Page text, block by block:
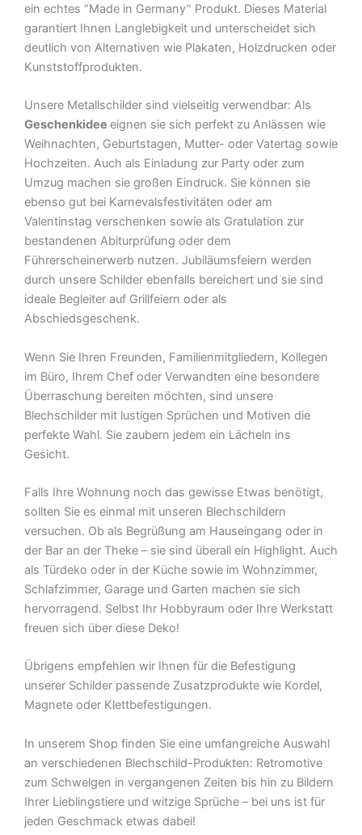
ein echtes “Made in Germany” Produkt. Dieses Material
garantiert Ihnen Langlebigkeit und unterscheidet sich
deutlich von Alternativen wie Plakaten, Holzdrucken oder
Kunststoffprodukten.
Unsere Metallschilder sind vielseitig verwendbar: Als
Geschenkidee eignen sie sich perfekt zu Anlässen wie
Weihnachten, Geburtstagen, Mutter- oder Vatertag sowie
Hochzeiten. Auch als Einladung zur Party oder zum
Umzug machen sie großen Eindruck. Sie können sie
ebenso gut bei Karnevalsfestivitäten oder am
Valentinstag verschenken sowie als Gratulation zur
bestandenen Abiturprüfung oder dem
Führerscheinerwerb nutzen. Jubiläumsfeiern werden
durch unsere Schilder ebenfalls bereichert und sie sind
ideale Begleiter auf Grillfeiern oder als
Abschiedsgeschenk.
Wenn Sie Ihren Freunden, Familienmitgliedern, Kollegen
im Büro, Ihrem Chef oder Verwandten eine besondere
Überraschung bereiten möchten, sind unsere
Blechschilder mit lustigen Sprüchen und Motiven die
perfekte Wahl. Sie zaubern jedem ein Lächeln ins
Gesicht.
Falls Ihre Wohnung noch das gewisse Etwas benötigt,
sollten Sie es einmal mit unseren Blechschildern
versuchen. Ob als Begrüßung am Hauseingang oder in
der Bar an der Theke – sie sind überall ein Highlight. Auch
als Türdeko oder in der Küche sowie im Wohnzimmer,
Schlafzimmer, Garage und Garten machen sie sich
hervorragend. Selbst Ihr Hobbyraum oder Ihre Werkstatt
freuen sich über diese Deko!
Übrigens empfehlen wir Ihnen für die Befestigung
unserer Schilder passende Zusatzprodukte wie Kordel,
Magnete oder Klettbefestigungen.
In unserem Shop finden Sie eine umfangreiche Auswahl
an verschiedenen Blechschild-Produkten: Retromotive
zum Schwelgen in vergangenen Zeiten bis hin zu Bildern
Ihrer Lieblingstiere und witzige Sprüche – bei uns ist für
jeden Geschmack etwas dabei!